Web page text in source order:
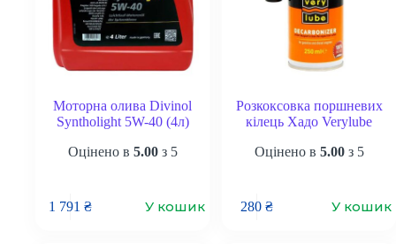
Моторна олива Divinol
Syntholight 5W-40 (4л)
Оцінено в 5.00з 5
1 791 ₴ У кошик
Розкоксовка поршневих
кілець Хадо Verylube
Оцінено в 5.00з 5
280 ₴ У кошик